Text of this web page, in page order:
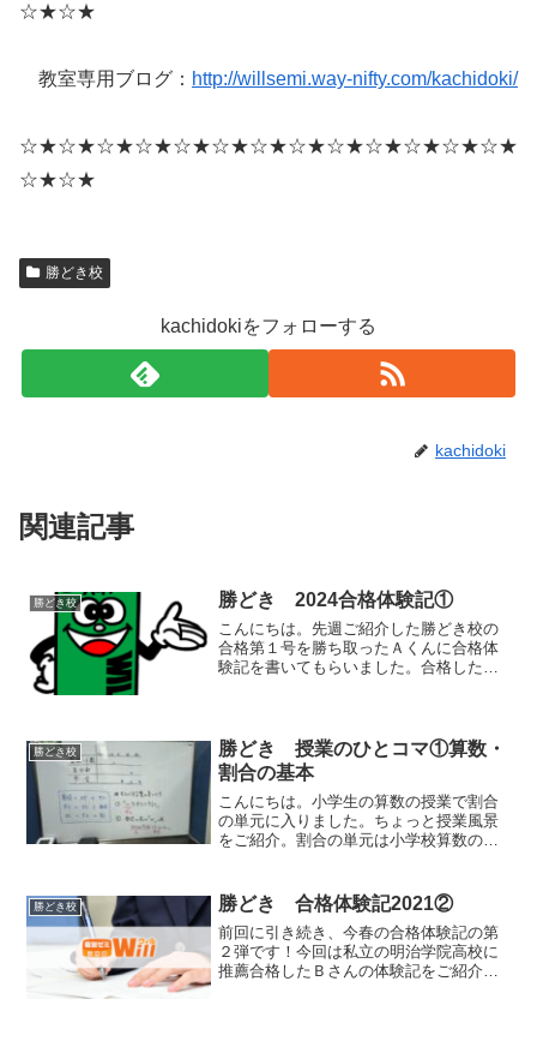
☆★☆★
教室専用ブログ： http://willsemi.way-nifty.com/kachidoki/
☆★☆★☆★☆★☆★☆★☆★☆★☆★☆★☆★☆★☆★
☆★☆★
勝どき校
kachidokiをフォローする
kachidoki
関連記事
勝どき校 勝どき 2024合格体験記①
こんにちは。先週ご紹介した勝どき校の
合格第１号を勝ち取ったＡくんに合格体
験記を書いてもらいました。合格したの
期に入試が行われます。...
勝どき校
勝どき 授業のひとコマ①算数・
割合の基本
こんにちは。小学生の算数の授業で割合
の単元に入りました。ちょっと授業風景
をご紹介。割合の単元は小学校算数の中
整数・小数⇔百分率・歩合の変換②割
合・もとにする量・比べる量...
勝どき校 勝どき 合格体験記2021②
前回に引き続き、今春の合格体験記の第
２弾です！今回は私立の明治学院高校に
推薦合格したＢさんの体験記をご紹介し